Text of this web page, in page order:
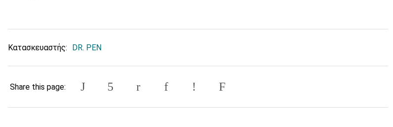
Κατασκευαστής: DR. PEN
Share this page: